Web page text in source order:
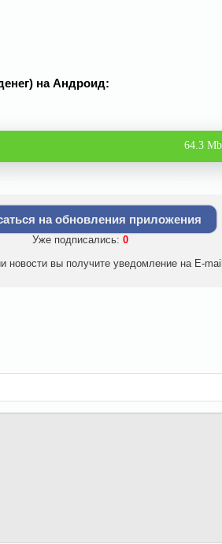
на Андроид:
64.3 Mb
на обновления приложения
Уже подписались: 0
новости вы получите уведомление на E-